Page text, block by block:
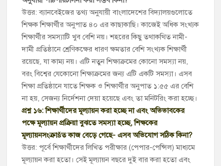
উত্তর: ব্যানবেইজের তথ্য অনুযায়ী বাংলাদেশের বিদ্যালয়গুলোতে
শিক্ষক শিক্ষার্থীর অনুপাত ৪০ এর কাছাকাছি। কাজেই অধিক সংখ্যক
শিক্ষার্থীর সমস্যাটি খুব বেশি নয়। শহরের কিছু তথাকথিত নামী-
দামী প্রতিষ্ঠানে শ্রেণিকক্ষের ধারণ ক্ষমতার বেশি সংখ্যক শিক্ষার্থী
রয়েছে, যা কাম্য নয়। এটি নতুন শিক্ষাক্রমের কোনো সমস্যা নয়,
বরং বিশ্বের যেকোনো শিক্ষাক্রমের জন্য এটি একটি সমস্যা। এসব
শিক্ষা প্রতিষ্ঠানে যাতে শিক্ষক ও শিক্ষার্থীর অনুপাত ১:৫৫ এর বেশি
না হয়, সেজন্য নির্দেশনা দেয়া হয়েছে এবং তা মনিটরিং করা হচ্ছে।
প্রশ্ন ১৬: শিক্ষার্থীদের মূল্যায়ন করা হচ্ছে না এবং অভিভাবকের
পক্ষে মূল্যায়ন প্রক্রিয়া বুঝতে সমস্যা হচ্ছে, শিক্ষকের
মূল্যায়নসংক্রাšত কাজ বেড়ে গেছে- এসব অভিযোগ সঠিক কিনা?
উত্তর: পূর্বে শিক্ষার্থীদের লিখিত পরীক্ষার (পেপার-পেন্সিল) মাধ্যমে
মূল্যায়ন করা হতো। সেই মূল্যায়ন বছরে দুই বার করা হতো এবং